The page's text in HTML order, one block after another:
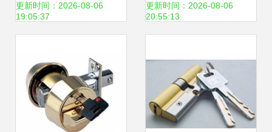
体化服务解决方案
更新时间：2026-08-06
19:05:37
具销售与维修一站
更新时间：2026-08-06
20:55:13